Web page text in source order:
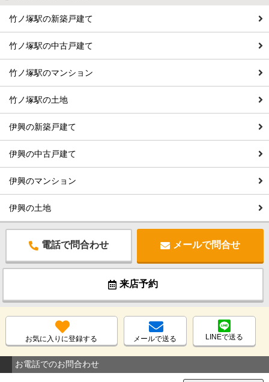
竹ノ塚駅の新築戸建て
竹ノ塚駅の中古戸建て
竹ノ塚駅のマンション
竹ノ塚駅の土地
伊興の新築戸建て
伊興の中古戸建て
伊興のマンション
伊興の土地
電話で問合わせ メールで問合せ
来店予約
お気に入りに登録する メールで送る LINEで送る
お電話でのお問合わせ